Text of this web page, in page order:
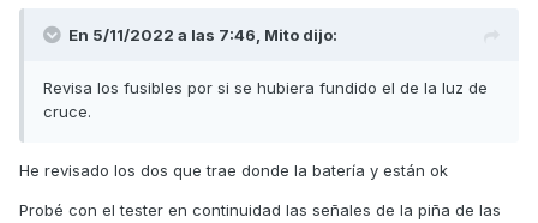
En 5/11/2022 a las 7:46, Mito dijo:
Revisa los fusibles por si se hubiera fundido el de la luz de
cruce.
He revisado los dos que trae donde la batería y están ok
Probé con el tester en continuidad las señales de la piña de las